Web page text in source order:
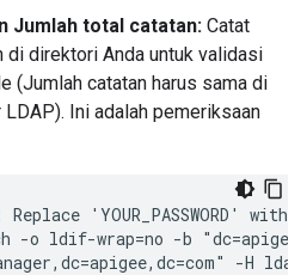
Jumlah total catatan: Catat
di direktori Anda untuk validasi
(Jumlah catatan harus sama di
Ini adalah pemeriksaan
'YOUR_PASSWORD'
-o ldif-wrap=no -b
-H